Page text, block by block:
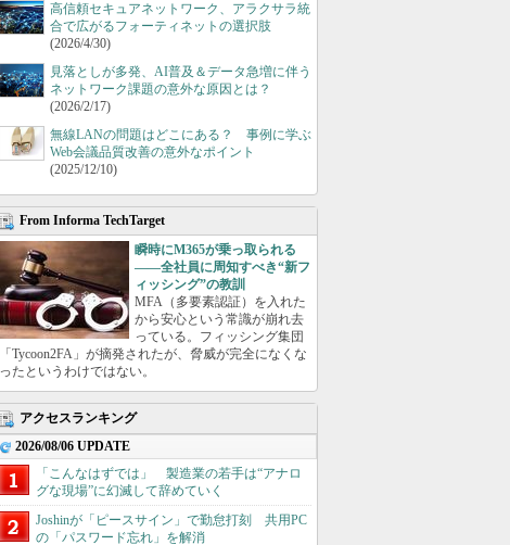
高信頼セキュアネットワーク、アラクサラ統
合で広がるフォーティネットの選択肢
(2026/4/30)
見落としが多発、AI普及＆データ急増に伴う
ネットワーク課題の意外な原因とは？
(2026/2/17)
無線LANの問題はどこにある？ 事例に学ぶ
Web会議品質改善の意外なポイント
(2025/12/10)
From Informa TechTarget
瞬時にM365が乗っ取られる
――全社員に周知すべき“新フ
ィッシング”の教訓
MFA（多要素認証）を入れた
から安心という常識が崩れ去
っている。フィッシング集団
「Tycoon2FA」が摘発されたが、脅威が完全になくな
ったというわけではない。
アクセスランキング
2026/08/06 UPDATE
「こんなはずでは」 製造業の若手は“アナロ
グな現場”に幻滅して辞めていく
Joshinが「ピースサイン」で勤怠打刻 共用PC
の「パスワード忘れ」を解消